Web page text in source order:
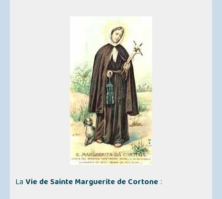
LaVie de Sainte Marguerite de Cortone: